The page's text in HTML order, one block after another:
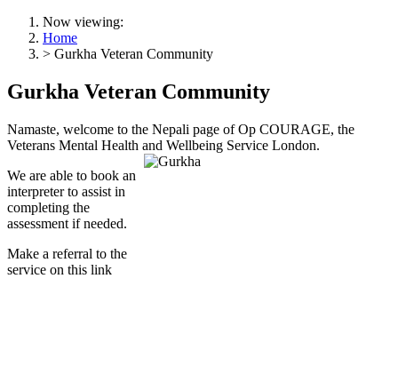
Now viewing:
Home
> Gurkha Veteran Community
Gurkha Veteran Community
Namaste, welcome to the Nepali page of Op COURAGE, the
Veterans Mental Health and Wellbeing Service London.
We are able to book an
interpreter to assist in
completing the
assessment if needed.
Make a referral to the
service on this link